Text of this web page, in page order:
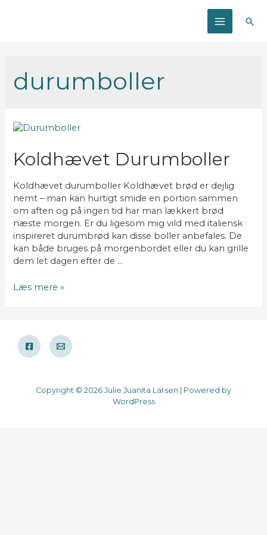
MAIN
Søg
durumboller
Koldhævet Durumboller
Koldhævet durumboller Koldhævet brød er dejlig
nemt – man kan hurtigt smide en portion sammen
om aften og på ingen tid har man lækkert brød
næste morgen. Er du ligesom mig vild med italiensk
inspireret durumbrød kan disse boller anbefales. De
kan både bruges på morgenbordet eller du kan grille
dem let dagen efter de …
Koldhævet
Læs mere »
Copyright © 2026 Julie Juanita Larsen | Powered by
WordPress